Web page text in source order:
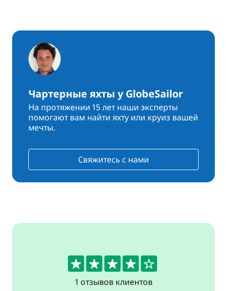
Чартерные яхты у GlobeSailor
На протяжении 15 лет наши эксперты
помогают вам найти яхту или круиз вашей
мечты.
Свяжитесь с нами
4
1 отзывов клиентов